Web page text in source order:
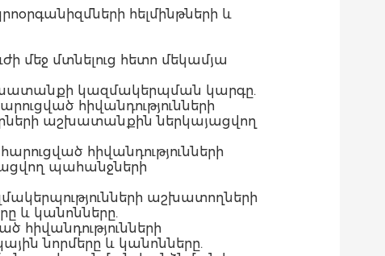
հելմինթների և
մեջ մտնելուց հետո մեկամյա
կազմակերպման կարգը.
հիվանդությունների
աշխատանքին ներկայացվող
հիվանդությունների
պահանջների
աշխատողների
և կանոնները.
հիվանդությունների
նորմերը և կանոնները.